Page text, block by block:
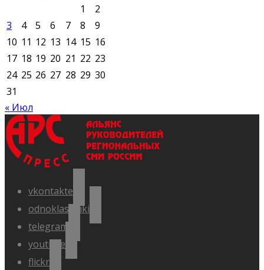
1
2
3
4 5 6 7 8
9
10 11 12 13 14 15 16
17 18 19 20 21 22 23
24 25 26 27 28 29 30
31
« Июл
vkontakte
odnoklassniki
telegram
youtube
flickr